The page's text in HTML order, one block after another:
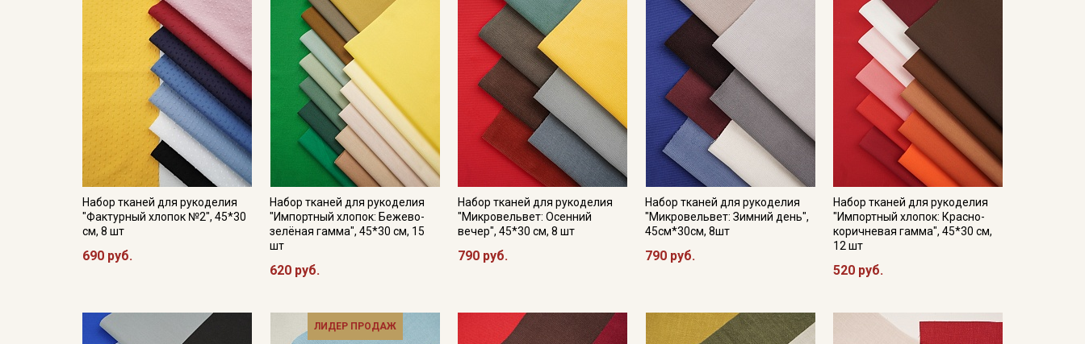
Набор тканей для рукоделия
"Фактурный хлопок №2", 45*30
см, 8 шт
690 руб.
Набор тканей для рукоделия
"Импортный хлопок: Бежево-
зелёная гамма", 45*30 см, 15
шт
620 руб.
Набор тканей для рукоделия
"Микровельвет: Осенний
вечер", 45*30 см, 8 шт
790 руб.
Набор тканей для рукоделия
"Микровельвет: Зимний день",
45см*30см, 8шт
790 руб.
Набор тканей для рукоделия
"Импортный хлопок: Красно-
коричневая гамма", 45*30 см,
12 шт
520 руб.
ЛИДЕР ПРОДАЖ